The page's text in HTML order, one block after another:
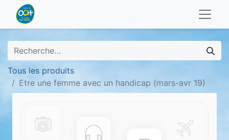
Tous les produits
Etre une femme avec un handicap (mars-avr 19)